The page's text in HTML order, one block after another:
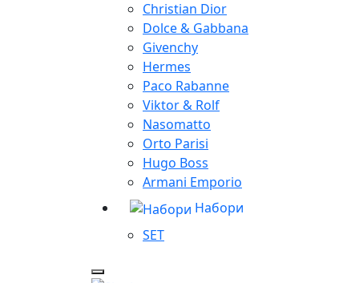
Christian Dior
Dolce & Gabbana
Givenchy
Hermes
Paco Rabanne
Viktor & Rolf
Nasomatto
Orto Parisi
Hugo Boss
Armani Emporio
Набори
SET